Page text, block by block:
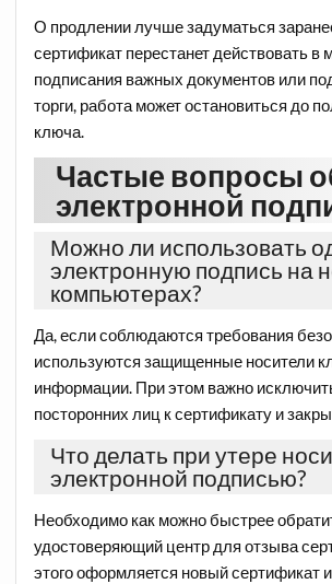
О продлении лучше задуматься
сертификат перестанет действовать в
подписания важных документов или
торги, работа может остановиться до
ключа.
Частые вопросы
электронной
Можно ли использовать
электронную подпись на
компьютерах?
Да, если соблюдаются требования
используются защищенные носители
информации. При этом важно
посторонних лиц к сертификату и
Что делать при утере
электронной подписью?
Необходимо как можно быстрее
удостоверяющий центр для отзыва
этого оформляется новый сертификат